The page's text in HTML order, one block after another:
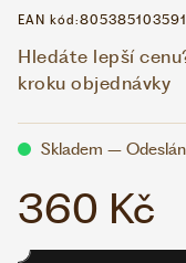
EAN kód:
Hledáte lepší
kroku objednávky
Skladem –
360 Kč